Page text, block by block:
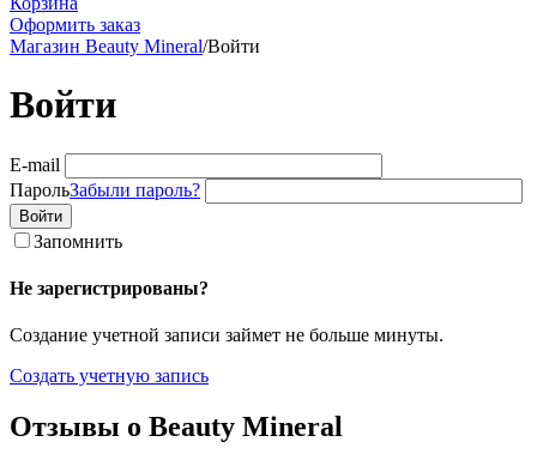
Оформить заказ
Магазин Beauty Mineral/Войти
Войти
E-mail
ПарольЗабыли пароль?
Войти
Запомнить
Не зарегистрированы?
Создание учетной записи займет не больше минуты.
Создать учетную запись
Отзывы о Beauty Mineral